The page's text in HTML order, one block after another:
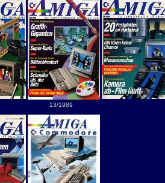
13/1989